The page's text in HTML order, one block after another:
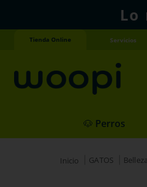
Lo
Tienda Online Servicios
🐶 Perros
GATOS